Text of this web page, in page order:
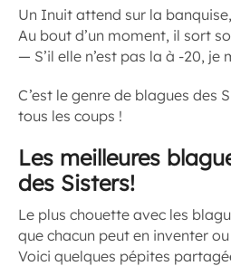
Un Inuit attend sur la
Au bout d’un moment, il sort
— S’il elle n’est pas la à -20, je
C’est le genre de blagues des
tous les coups !
Les meilleures
des Sisters!
Le plus chouette avec les
que chacun peut en inventer
Voici quelques pépites